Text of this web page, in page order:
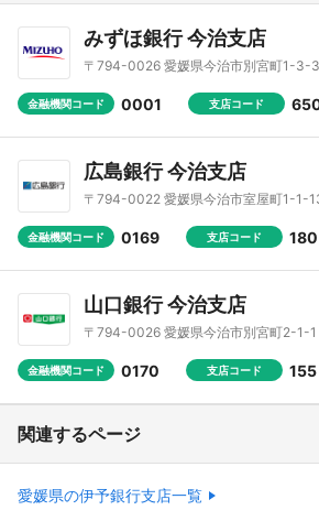
みずほ銀行 今治支店
〒794-0026 愛媛県今治市別宮町1-3-3
金融機関コード 0001 支店コード
広島銀行 今治支店
〒794-0022 愛媛県今治市室屋町1-1-
金融機関コード 0169 支店コード 180
山口銀行 今治支店
〒794-0026 愛媛県今治市別宮町2-1-1
金融機関コード 0170 支店コード 155
関連するページ
愛媛県の伊予銀行支店一覧